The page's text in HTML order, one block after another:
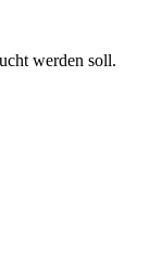
werden soll.